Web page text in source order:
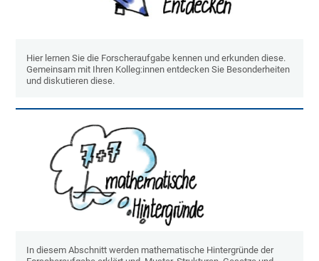
Hier lernen Sie die Forscheraufgabe kennen und erkunden diese.
Gemeinsam mit Ihren Kolleg:innen entdecken Sie Besonderheiten
und diskutieren diese.
In diesem Abschnitt werden mathematische Hintergründe der